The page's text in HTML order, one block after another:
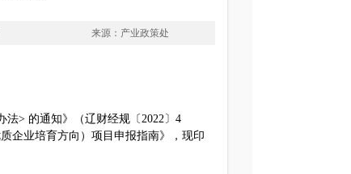
来源：产业政策处
> 的通知》（辽财经规〔2022〕4
企业培育方向）项目申报指南》，现印